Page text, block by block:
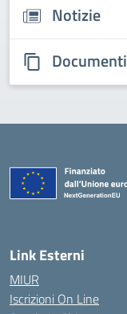
Notizie
Documenti
Link Esterni
MIUR
Iscrizioni On Line